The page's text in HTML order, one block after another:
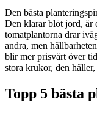
Den bästa
Den klarar blöt jord, är
tomatplantorna drar
andra, men
blir mer prisvärt över
stora krukor, den håller,
Topp 5 bästa